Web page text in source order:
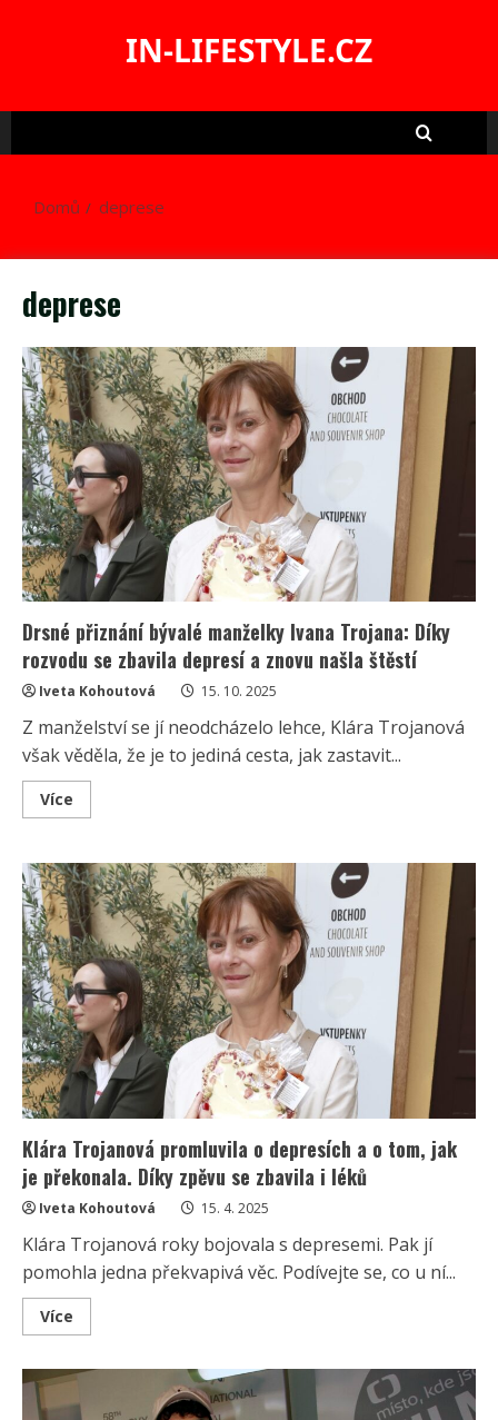
IN-LIFESTYLE.CZ
Domů deprese
deprese
Drsné přiznání bývalé manželky Ivana Trojana: Díky
rozvodu se zbavila depresí a znovu našla štěstí
Iveta Kohoutová 15. 10. 2025
Z manželství se jí neodcházelo lehce, Klára Trojanová
však věděla, že je to jediná cesta, jak zastavit...
Více
more
přiznání
bývalé
manželky
Ivana
Trojana:
Díky
rozvodu
se
zbavila
depresí
a
znovu
našla
štěstí
Klára Trojanová promluvila o depresích a o tom, jak
je překonala. Díky zpěvu se zbavila i léků
Iveta Kohoutová 15. 4. 2025
Klára Trojanová roky bojovala s depresemi. Pak jí
pomohla jedna překvapivá věc. Podívejte se, co u ní...
Více
more
Trojanová
o